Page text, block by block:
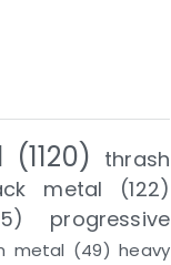
(1120) thrash
metal
(122)
progressive
metal (49) heavy